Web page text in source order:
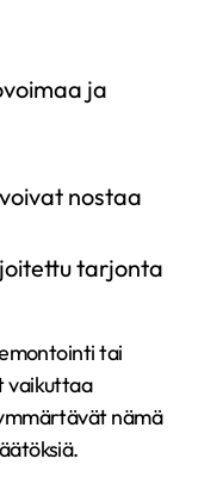
ja
nostaa
tarjonta
tai
vaikuttaa
nämä